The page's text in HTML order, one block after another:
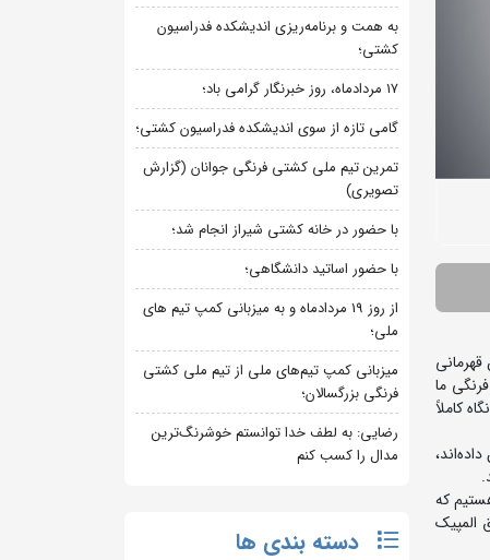
ما
کاملاً
که
المپیک
به همت و برنامه‌ریزی اندیشکده فدراسیون
کشتی؛
۱۷ مردادماه، روز خبرنگار گرامی باد؛
گامی تازه از سوی اندیشکده فدراسیون کشتی؛
تمرین تیم ملی کشتی فرنگی جوانان (گزارش
تصویری)
با حضور در خانه کشتی شیراز انجام شد؛
با حضور اساتید دانشگاهی؛
از روز 19 مردادماه و به میزبانی کمپ تیم های
ملی؛
میزبانی کمپ تیم‌های ملی از تیم ملی کشتی
فرنگی بزرگسالان؛
رضایی: به لطف خدا توانستم خوشرنگ‌ترین
مدال را کسب کنم
دسته بندی ها